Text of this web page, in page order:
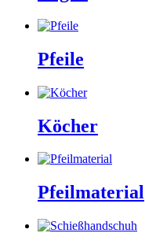
Pfeile
Köcher
Pfeilmaterial